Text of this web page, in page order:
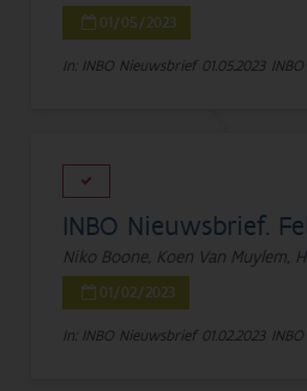
01/05/2023
In: INBO Nieuwsbrief 01.05.2023
INBO Nieuwsbrief.
Niko Boone, Koen Van Muylem,
01/02/2023
In: INBO Nieuwsbrief 01.02.2023